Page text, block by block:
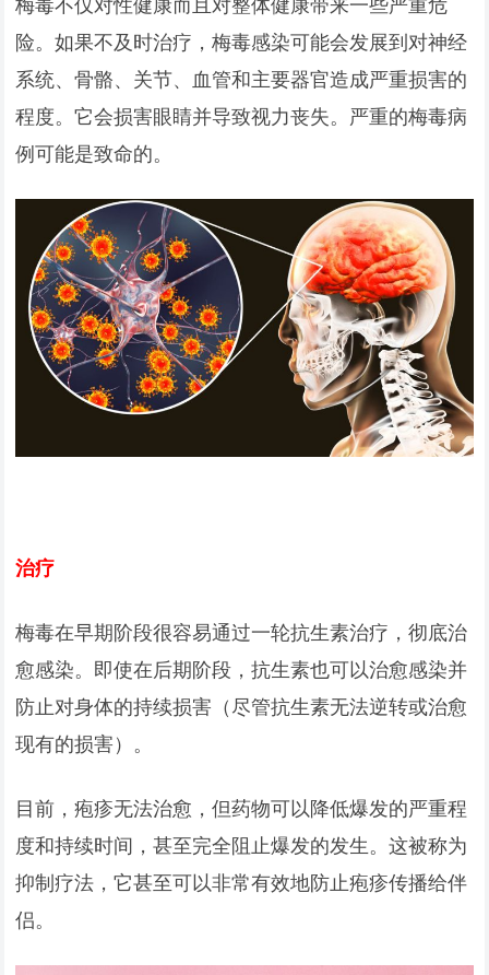
险。如果不及时治疗，梅毒感染可能会发展到对神经
系统、骨骼、关节、血管和主要器官造成严重损害的
程度。它会损害眼睛并导致视力丧失。严重的梅毒病
例可能是致命的。
治疗
梅毒在早期阶段很容易通过一轮抗生素治疗，彻底治
愈感染。即使在后期阶段，抗生素也可以治愈感染并
防止对身体的持续损害（尽管抗生素无法逆转或治愈
现有的损害）。
目前，疱疹无法治愈，但药物可以降低爆发的严重程
度和持续时间，甚至完全阻止爆发的发生。这被称为
抑制疗法，它甚至可以非常有效地防止疱疹传播给伴
侣。